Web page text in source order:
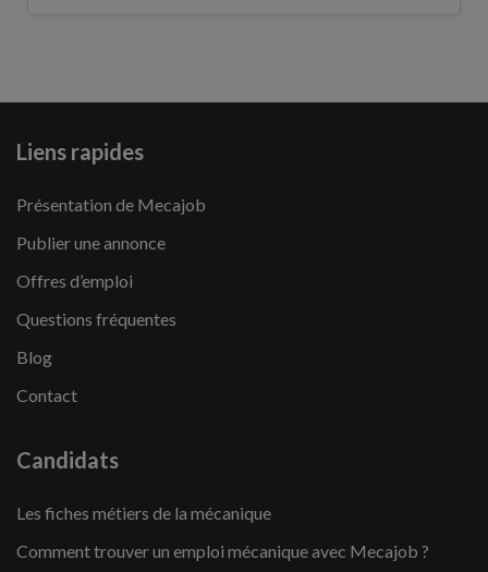
Liens rapides
Présentation de Mecajob
Publier une annonce
Offres d’emploi
Questions fréquentes
Blog
Contact
Candidats
Les fiches métiers de la mécanique
Comment trouver un emploi mécanique avec Mecajob ?